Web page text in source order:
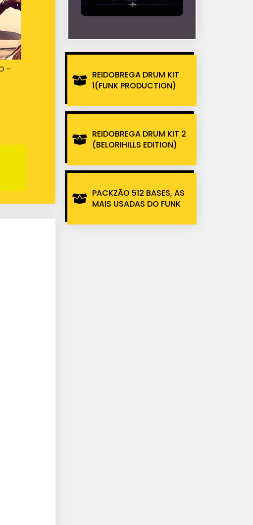
–
REIDOBREGA DRUM KIT
1(FUNK PRODUCTION)
REIDOBREGA DRUM KIT 2
(BELORIHILLS EDITION)
PACKZÃO 512 BASES, AS
MAIS USADAS DO FUNK